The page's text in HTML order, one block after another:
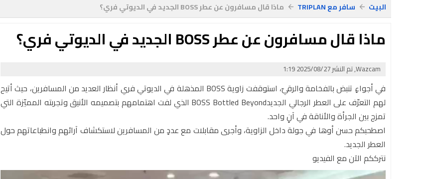
البيت arrow_back سافر مع TRIPLAN arrow_back ماذا قال مسافرون عن عطر BOSS الجديد في الديوتي فري؟
ماذا قال مسافرون عن عطر BOSS الجديد في الديوتي فري؟
Wazcam, تم النشر 2025/08/27 1:19
في أجواءٍ تنبض بالفخامة والرقيّ، استوقفت زاوية BOSS المذهلة في الديوتي فري أنظار العديد من المسافرين، حيث أتيح
لهم التعرّف على العطر الرجالي الجديدBOSS Bottled Beyond الذي لفت اهتمامهم بتصميمه الأنيق وتجربته المميّزة التي
تمزج بين الجرأة والأناقة في آنٍ واحد.
اصطحبكم حسن أوها في جولة داخل الزاوية، وأجرى مقابلات مع عددٍ من المسافرين لاستكشاف آرائهم وانطباعاتهم حول
العطر الجديد.
نترككم الآن مع الفيديو